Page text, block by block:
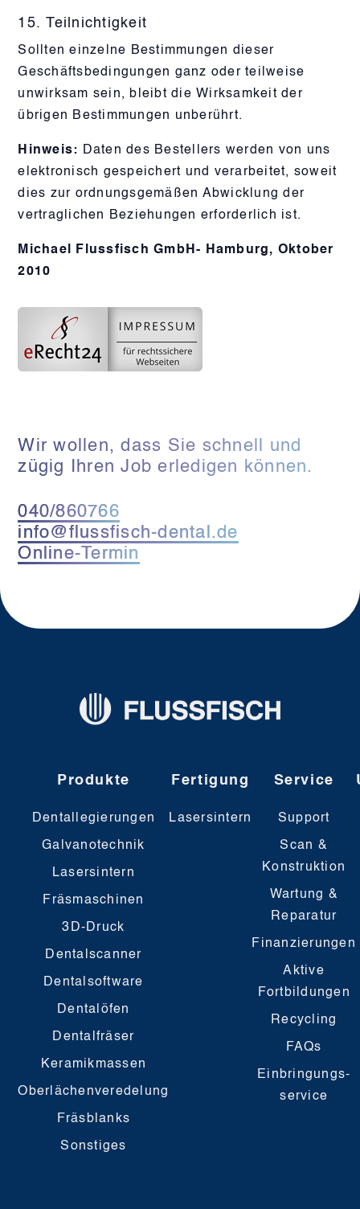
15. Teilnichtigkeit
Sollten einzelne Bestimmungen dieser
Geschäftsbedingungen ganz oder teilweise
unwirksam sein, bleibt die Wirksamkeit der
übrigen Bestimmungen unberührt.
Hinweis: Daten des Bestellers werden von uns
elektronisch gespeichert und verarbeitet, soweit
dies zur ordnungsgemäßen Abwicklung der
vertraglichen Beziehungen erforderlich ist.
Michael Flussfisch GmbH- Hamburg, Oktober
2010
Wir wollen, dass Sie schnell und
zügig Ihren Job erledigen können.
040/860766
info@flussfisch-dental.de
Online-Termin
Produkte
Dentallegierungen
Galvanotechnik
Lasersintern
Fräsmaschinen
3D-Druck
Dentalscanner
Dentalsoftware
Dentalöfen
Dentalfräser
Keramikmassen
Oberlächenveredelung
Fräsblanks
Sonstiges
Fertigung
Lasersintern
Service
Support
Scan &
Konstruktion
Wartung &
Reparatur
Finanzierungen
Aktive
Fortbildungen
Recycling
FAQs
Einbringungs-
service